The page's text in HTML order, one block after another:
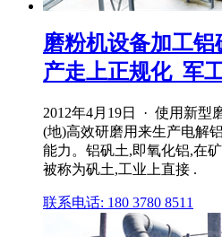
磨粉机设备加工
产走上正规化_军
2012年4月19日 · 使用新型
(地)高效研磨用来生产电解
能力。铝矾土,即氧化铝,在
被称为矾土,工业上直接 .
联系电话: 180 3780 8511